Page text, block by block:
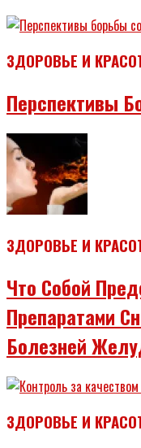
ЗДОРОВЬЕ И
Перспективы
ЗДОРОВЬЕ И
Что Собой
Препаратами
Болезней
ЗДОРОВЬЕ И